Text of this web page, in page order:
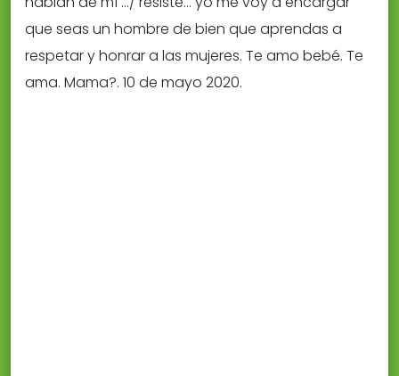
que seas un hombre de bien que aprendas a
respetar y honrar a las mujeres. Te amo bebé. Te
ama. Mama?. 10 de mayo 2020.